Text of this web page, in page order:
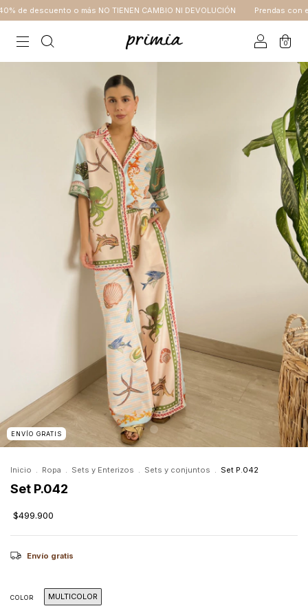
descuento o más NO TIENEN CAMBIO NI DEVOLUCIÓN Prendas con el
0
ENVÍO GRATIS
Inicio . Ropa . Sets y Enterizos . Sets y conjuntos . Set P.042
Set P.042
$499.900
Envío gratis
COLOR MULTICOLOR